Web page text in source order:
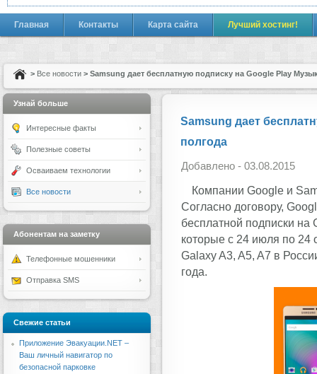
Главная Контакты Карта сайта Лучший хостинг!
> Все новости > Samsung дает бесплатную подписку на Google Play
Samsung дает
полгода
Добавлено - 03.08.2015
Компании Google и
Согласно договору,
бесплатной подписки
которые c 24 июля по 24
Galaxy A3, A5, A7 в
года.
Узнай больше
Интересные факты
Полезные советы
Осваиваем технологии
Все новости
Абонентам на заметку
Телефонные мошенники
Отправка SMS
Свежие статьи
Приложение Эвакуации.NET –
Ваш личный навигатор по
безопасной парковке